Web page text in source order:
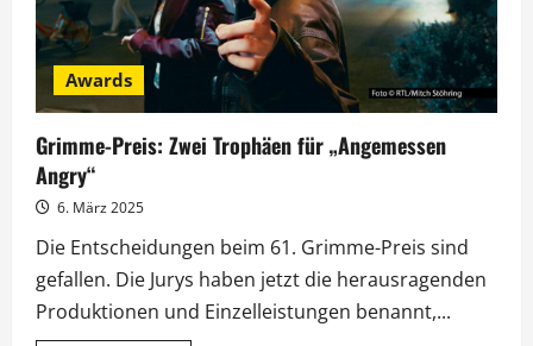
Awards
Grimme-Preis: Zwei Trophäen für „Angemessen
Angry“
6. März 2025
Die Entscheidungen beim 61. Grimme-Preis sind
gefallen. Die Jurys haben jetzt die herausragenden
Produktionen und Einzelleistungen benannt,...